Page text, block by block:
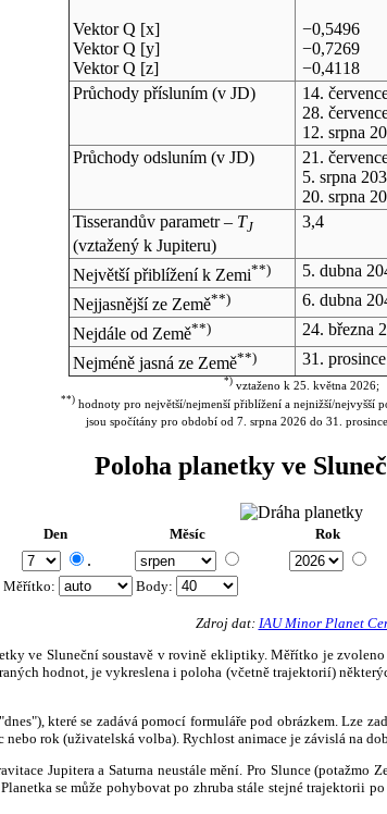
Vektor Q [x]
Vektor Q [y]
Vektor Q [z]
−0,5496
−0,7269
−0,4118
Průchody přísluním (v JD) 14.
28.
12. srpna
Průchody odsluním (v JD) 21.
5. srpna
20. srpna
Tisserandův parametr – TJ
(vztažený k Jupiteru)
3,4
Největší přiblížení k Zemi**) 5. dubna
Nejjasnější ze Země**) 6. dubna
Nejdále od Země**) 24. března
Nejméně jasná ze Země**) 31.
*)vztaženo k 25. května 2026;
**) hodnoty pro největší/nejmenší přiblížení a nejnižší/nejvyšší
jsou spočítány pro období od 7. srpna 2026 do 31.
Poloha planetky ve
Den Měsíc Rok
.
Měřítko: Body:
Zdroj dat: IAU Minor Planet
ve Sluneční soustavě v rovině ekliptiky. Měřítko je
hodnot, je vykreslena i poloha (včetně trajektorií)
které se zadává pomocí formuláře pod obrázkem. Lze
rok (uživatelská volba). Rychlost animace je závislá na
Jupitera a Saturna neustále mění. Pro Slunce
se může pohybovat po zhruba stále stejné